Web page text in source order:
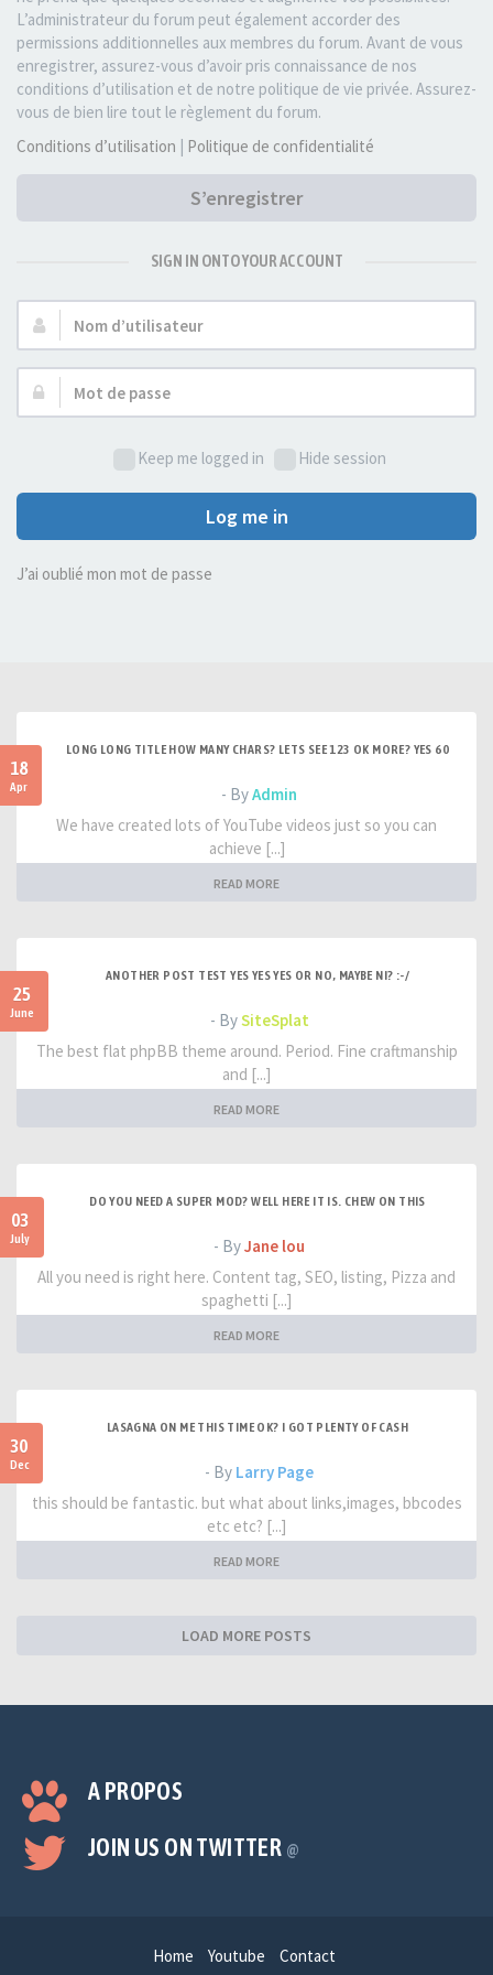
L’administrateur du forum peut également accorder des
permissions additionnelles aux membres du forum. Avant de vous
enregistrer, assurez-vous d’avoir pris connaissance de nos
conditions d’utilisation et de notre politique de vie privée. Assurez-
vous de bien lire tout le règlement du forum.
Conditions d’utilisation | Politique de confidentialité
S’enregistrer
SIGN IN ONTO YOUR ACCOUNT
Nom
d’utilisateur :
Mot
de
Keep me logged in
Hide session
Log me in
J’ai oublié mon mot de passe
18
Apr
LONG LONG TITLE HOW MANY CHARS? LETS SEE 123 OK MORE? YES 60
- ByAdmin
We have created lots of YouTube videos just so you can
achieve [...]
READ MORE
25
June
ANOTHER POST TEST YES YES YES OR NO, MAYBE NI? :-/
- BySiteSplat
The best flat phpBB theme around. Period. Fine craftmanship
and [...]
READ MORE
03
July
DO YOU NEED A SUPER MOD? WELL HERE IT IS. CHEW ON THIS
- ByJane lou
All you need is right here. Content tag, SEO, listing, Pizza and
spaghetti [...]
READ MORE
30
Dec
LASAGNA ON ME THIS TIME OK? I GOT PLENTY OF CASH
- By Larry Page
this should be fantastic. but what about links,images, bbcodes
etc etc? [...]
READ MORE
LOAD MORE POSTS
A PROPOS
JOIN US ON TWITTER @
Home Youtube Contact